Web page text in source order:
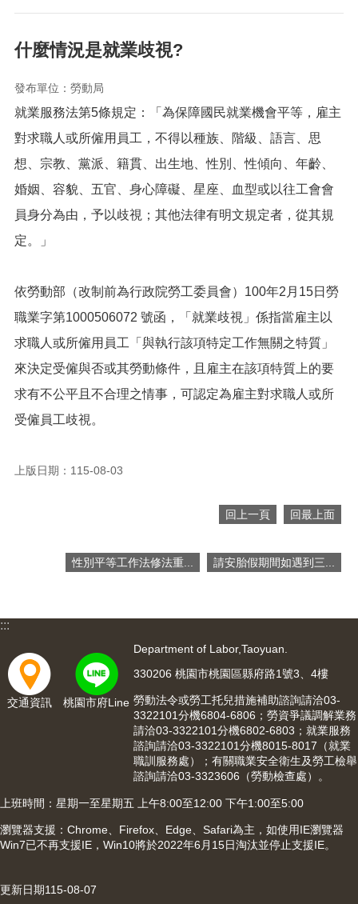
關
通
錄
業
務
資
訊
民
服
府
資
公
開
檔
案
應
信
箱
常
園
市
入
站
什麼情況是就業歧視?
發布單位：勞動局
就業服務法第5條規定：「為保障國民就業機會平等，雇主
對求職人或所僱用員工，不得以種族、階級、語言、思
想、宗教、黨派、籍貫、出生地、性別、性傾向、年齡、
婚姻、容貌、五官、身心障礙、星座、血型或以往工會會
員身分為由，予以歧視；其他法律有明文規定者，從其規
定。」
依勞動部（改制前為行政院勞工委員會）100年2月15日勞
職業字第1000506072 號函，「就業歧視」係指當雇主以
求職人或所僱用員工「與執行該項特定工作無關之特質」
來決定受僱與否或其勞動條件，且雇主在該項特質上的要
求有不公平且不合理之情事，可認定為雇主對求職人或所
受僱員工歧視。
上版日期：115-08-03
回上一頁 回最上面
性別平等工作法修法重... 請安胎假期間如遇到三...
:::
交通資訊 桃園市府Line
Department of Labor,Taoyuan.
330206 桃園市桃園區縣府路1號3、4樓
勞動法令或勞工托兒措施補助諮詢請洽03-
3322101分機6804-6806；勞資爭議調解業務
請洽03-3322101分機6802-6803；就業服務
諮詢請洽03-3322101分機8015-8017（就業
職訓服務處）；有關職業安全衛生及勞工檢舉
諮詢請洽03-3323606（勞動檢查處）。
上班時間：星期一至星期五 上午8:00至12:00 下午1:00至5:00
瀏覽器支援：Chrome、Firefox、Edge、Safari為主，如使用IE瀏覽器
Win7已不再支援IE，Win10將於2022年6月15日淘汰並停止支援IE。
更新日期115-08-07